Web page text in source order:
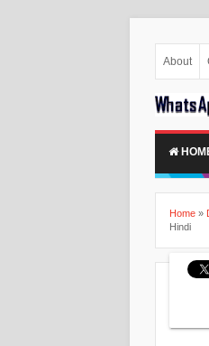
About
Home »
Hindi